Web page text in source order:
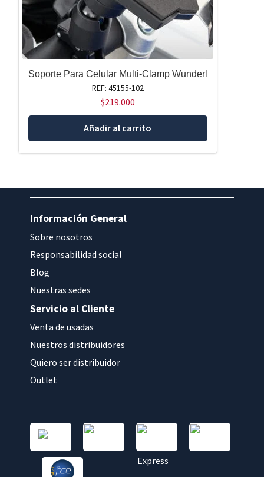
Soporte Para Celular Multi-Clamp Wunderl
REF: 45155-102
$219.000
Añadir al carrito
Información General
Sobre nosotros
Responsabilidad social
Blog
Nuestras sedes
Servicio al Cliente
Venta de usadas
Nuestros distribuidores
Quiero ser distribuidor
Outlet